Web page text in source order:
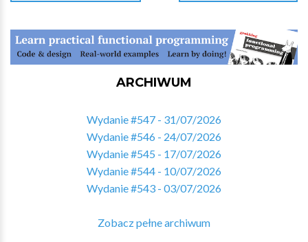
ARCHIWUM
Wydanie #547 - 31/07/2026
Wydanie #546 - 24/07/2026
Wydanie #545 - 17/07/2026
Wydanie #544 - 10/07/2026
Wydanie #543 - 03/07/2026
Zobacz pełne archiwum